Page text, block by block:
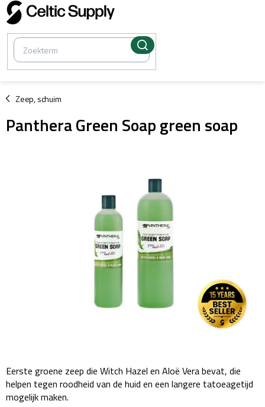
Overslaan
naar
inhoud
Zeep, schuim
/
Panthera Green Soap green soap
Eerste groene zeep die Witch Hazel en Aloë Vera bevat, die
helpen tegen roodheid van de huid en een langere tatoeagetijd
mogelijk maken.